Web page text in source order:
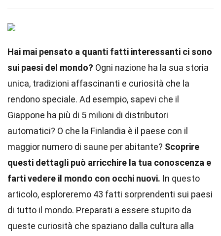
Hai mai pensato a quanti fatti interessanti ci sono
sui paesi del mondo? Ogni nazione ha la sua storia
unica, tradizioni affascinanti e curiosità che la
rendono speciale. Ad esempio, sapevi che il
Giappone ha più di 5 milioni di distributori
automatici? O che la Finlandia è il paese con il
maggior numero di saune per abitante? Scoprire
questi dettagli può arricchire la tua conoscenza e
farti vedere il mondo con occhi nuovi. In questo
articolo, esploreremo 43 fatti sorprendenti sui paesi
di tutto il mondo. Preparati a essere stupito da
queste curiosità che spaziano dalla cultura alla